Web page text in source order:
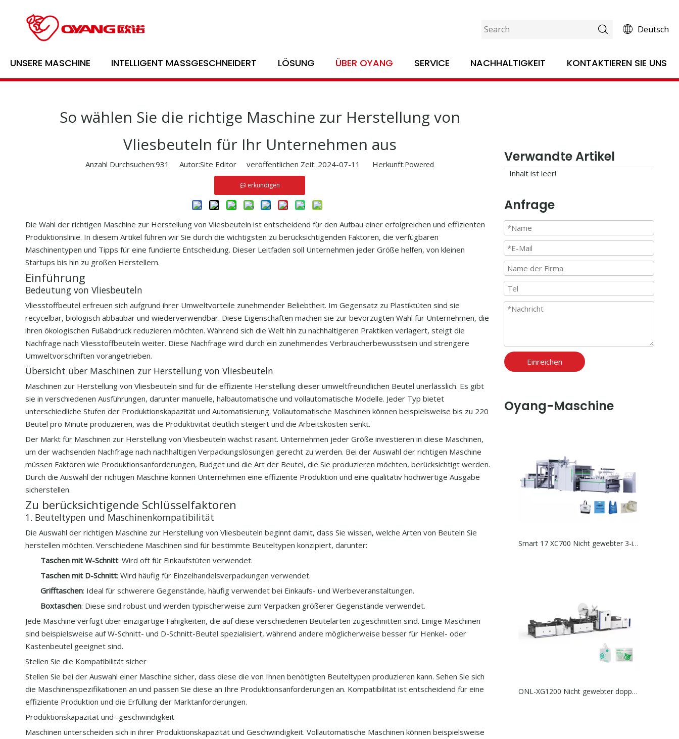
Deutsch
UNSERE MASCHINE INTELLIGENT MASSGESCHNEIDERT LÖSUNG ÜBER OYANG SERVICE NACHHALTIGKEIT KONTAKTIEREN SIE UNS
So wählen Sie die richtige Maschine zur Herstellung von
Vliesbeuteln für Ihr Unternehmen aus
Anzahl Durchsuchen:931 Autor:Site Editor veröffentlichen Zeit: 2024-07-11 Herkunft:Powered
erkundigen
Die Wahl der richtigen Maschine zur Herstellung von Vliesbeuteln ist entscheidend für den Aufbau einer erfolgreichen und effizienten
Produktionslinie. In diesem Artikel führen wir Sie durch die wichtigsten zu berücksichtigenden Faktoren, die verfügbaren
Maschinentypen und Tipps für eine fundierte Entscheidung. Dieser Leitfaden soll Unternehmen jeder Größe helfen, von kleinen
Startups bis hin zu großen Herstellern.
Einführung
Bedeutung von Vliesbeuteln
Vliesstoffbeutel erfreuen sich aufgrund ihrer Umweltvorteile zunehmender Beliebtheit. Im Gegensatz zu Plastiktüten sind sie
recycelbar, biologisch abbaubar und wiederverwendbar. Diese Eigenschaften machen sie zur bevorzugten Wahl für Unternehmen, die
ihren ökologischen Fußabdruck reduzieren möchten. Während sich die Welt hin zu nachhaltigeren Praktiken verlagert, steigt die
Nachfrage nach Vliesstoffbeuteln weiter. Diese Nachfrage wird durch ein zunehmendes Verbraucherbewusstsein und strengere
Umweltvorschriften vorangetrieben.
Übersicht über Maschinen zur Herstellung von Vliesbeuteln
Maschinen zur Herstellung von Vliesbeuteln sind für die effiziente Herstellung dieser umweltfreundlichen Beutel unerlässlich. Es gibt
sie in verschiedenen Ausführungen, darunter manuelle, halbautomatische und vollautomatische Modelle. Jeder Typ bietet
unterschiedliche Stufen der Produktionskapazität und Automatisierung. Vollautomatische Maschinen können beispielsweise bis zu 220
Beutel pro Minute produzieren, was die Produktivität deutlich steigert und die Arbeitskosten senkt.
Der Markt für Maschinen zur Herstellung von Vliesbeuteln wächst rasant. Unternehmen jeder Größe investieren in diese Maschinen,
um der wachsenden Nachfrage nach nachhaltigen Verpackungslösungen gerecht zu werden. Bei der Auswahl der richtigen Maschine
müssen Faktoren wie Produktionsanforderungen, Budget und die Art der Beutel, die Sie produzieren möchten, berücksichtigt werden.
Durch die Auswahl der richtigen Maschine können Unternehmen eine effiziente Produktion und eine qualitativ hochwertige Ausgabe
sicherstellen.
Zu berücksichtigende Schlüsselfaktoren
1. Beuteltypen und Maschinenkompatibilität
Die Auswahl der richtigen Maschine zur Herstellung von Vliesbeuteln beginnt damit, dass Sie wissen, welche Arten von Beuteln Sie
herstellen möchten. Verschiedene Maschinen sind für bestimmte Beuteltypen konzipiert, darunter:
Taschen mit W-Schnitt: Wird oft für Einkaufstüten verwendet.
Taschen mit D-Schnitt: Wird häufig für Einzelhandelsverpackungen verwendet.
Grifftaschen: Ideal für schwerere Gegenstände, häufig verwendet bei Einkaufs- und Werbeveranstaltungen.
Boxtaschen: Diese sind robust und werden typischerweise zum Verpacken größerer Gegenstände verwendet.
Jede Maschine verfügt über einzigartige Fähigkeiten, die auf diese verschiedenen Beutelarten zugeschnitten sind. Einige Maschinen
sind beispielsweise auf W-Schnitt- und D-Schnitt-Beutel spezialisiert, während andere möglicherweise besser für Henkel- oder
Kastenbeutel geeignet sind.
Stellen Sie die Kompatibilität sicher
Stellen Sie bei der Auswahl einer Maschine sicher, dass diese die von Ihnen benötigten Beuteltypen produzieren kann. Sehen Sie sich
die Maschinenspezifikationen an und passen Sie diese an Ihre Produktionsanforderungen an. Kompatibilität ist entscheidend für eine
effiziente Produktion und die Erfüllung der Marktanforderungen.
Produktionskapazität und -geschwindigkeit
Maschinen unterscheiden sich in ihrer Produktionskapazität und Geschwindigkeit. Vollautomatische Maschinen können beispielsweise
Verwandte Artikel
Inhalt ist leer!
Anfrage
Einreichen
Oyang-Maschine
Smart 17 XC700 Nicht gewebter 3-in 1-Taschenherstellungsmaschine mit Online-Griff
ONL-XG1200 Nicht gewebter doppelter Seitenstich-Näh- und Schneidemaschine